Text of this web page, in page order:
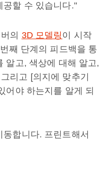
공할 수 있습니다."
의 3D 모델링이 시작
째 단계의 피드백을 통
알고, 색상에 대해 알고,
리고 [의지에 맞추기
어야 하는지를 알게 되
합니다. 프린트해서